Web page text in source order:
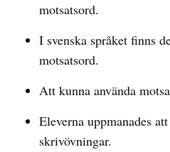
motsatsord.
I svenska språket finns
motsatsord.
Att kunna använda
Eleverna uppmanades
skrivövningar.